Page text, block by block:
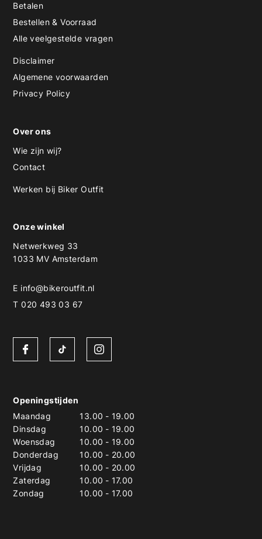
Betalen
Bestellen & Voorraad
Alle veelgestelde vragen
Disclaimer
Algemene voorwaarden
Privacy Policy
Over ons
Wie zijn wij?
Contact
Werken bij Biker Outfit
Onze winkel
Netwerkweg 33
1033 MV Amsterdam
E info@bikeroutfit.nl
T 020 493 03 67
Openingstijden
Maandag
13.00 - 19.00
Dinsdag
10.00 - 19.00
Woensdag
10.00 - 19.00
Donderdag
10.00 - 20.00
Vrijdag
10.00 - 20.00
Zaterdag
10.00 - 17.00
Zondag
10.00 - 17.00